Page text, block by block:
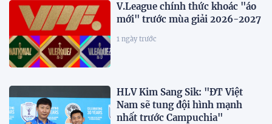
V.League chính thức khoác "áo
mới" trước mùa giải 2026-2027
1 ngày trước
HLV Kim Sang Sik: "ĐT Việt
Nam sẽ tung đội hình mạnh
nhất trước Campuchia"